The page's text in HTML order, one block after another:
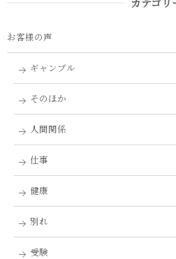
お客様の声
ギャンブル
そのほか
人間関係
仕事
健康
別れ
受験